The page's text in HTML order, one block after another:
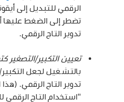
الرقمي للتبديل إلى
تضطر إلى الضغط عليها
تدوير التاج الرقمي.
تعيين التكبير/التصغير
بالتشغيل لجعل التكبير/
تدوير التاج الرقمي.
"استخدام التاج الرقمي